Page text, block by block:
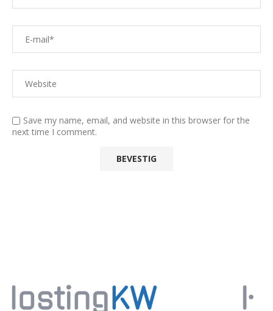
Save my name, email, and website in this browser for the
next time I comment.